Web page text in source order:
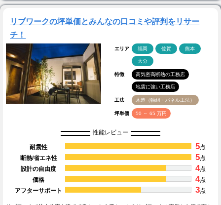
リブワークの坪単価とみんなの口コミや評判をリサー
チ！
エリア 福岡 佐賀 熊本
大分
特徴 高気密高断熱の工務店
地震に強い工務店
工法 木造（軸組・パネル工法）
坪単価 50 ～ 65 万円
性能レビュー
耐震性 5点
断熱/省エネ性
5点
設計の自由度
4点
価格
4点
アフターサポート
3点